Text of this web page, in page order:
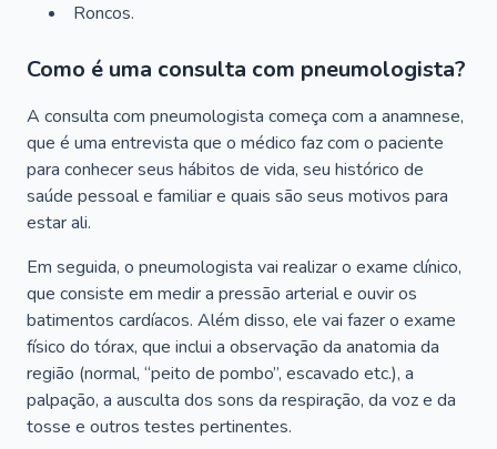
Roncos.
Como é uma consulta com pneumologista?
A consulta com pneumologista começa com a anamnese,
que é uma entrevista que o médico faz com o paciente
para conhecer seus hábitos de vida, seu histórico de
saúde pessoal e familiar e quais são seus motivos para
estar ali.
Em seguida, o pneumologista vai realizar o exame clínico,
que consiste em medir a pressão arterial e ouvir os
batimentos cardíacos. Além disso, ele vai fazer o exame
físico do tórax, que inclui a observação da anatomia da
região (normal, “peito de pombo”, escavado etc.), a
palpação, a ausculta dos sons da respiração, da voz e da
tosse e outros testes pertinentes.